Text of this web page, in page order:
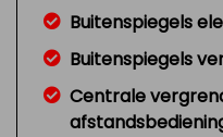
Buitenspiegels
Buitenspiegels
Centrale